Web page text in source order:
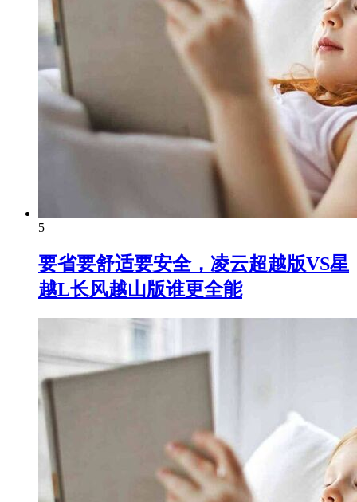
5
要省要舒适要安全，凌云超越版VS星
越L长风越山版谁更全能